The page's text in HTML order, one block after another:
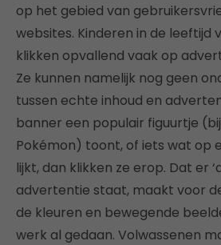
op het gebied van
websites. Kinderen in de leeftijd
klikken opvallend vaak op
Ze kunnen namelijk nog geen
tussen echte inhoud en
banner een populair figuurtje
Pokémon) toont, of iets wat op
lijkt, dan klikken ze erop. Dat er
advertentie staat, maakt voor
de kleuren en bewegende
werk al gedaan. Volwassenen